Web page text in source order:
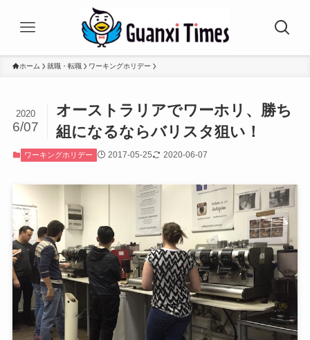
ホーム 就職・転職 ワーキングホリデー
オーストラリアでワーホリ、勝ち
組になるならバリスタ狙い！
2020
6/07
ワーキングホリデー 2017-05-25 2020-06-07